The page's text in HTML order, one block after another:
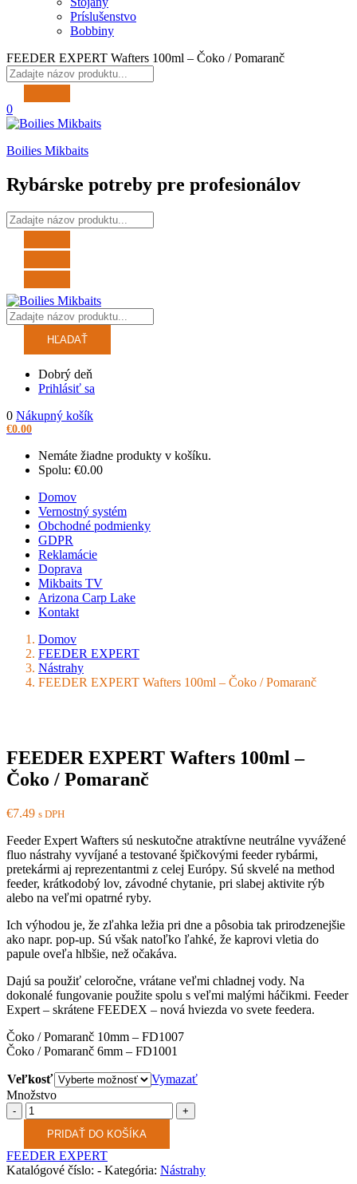
Príslušenstvo
Bobbiny
FEEDER EXPERT Wafters 100ml – Čoko / Pomaranč
0
Boilies Mikbaits
Rybárske potreby pre profesionálov
HĽADAŤ
Dobrý deň
Prihlásiť sa
0 Nákupný košík
€0.00
Nemáte žiadne produkty v košíku.
Spolu: €0.00
Domov
Vernostný systém
Obchodné podmienky
GDPR
Reklamácie
Doprava
Mikbaits TV
Arizona Carp Lake
Kontakt
Domov
FEEDER EXPERT
Nástrahy
FEEDER EXPERT Wafters 100ml – Čoko / Pomaranč
FEEDER EXPERT Wafters 100ml –
Čoko / Pomaranč
€7.49 s DPH
Feeder Expert Wafters sú neskutočne atraktívne neutrálne vyvážené
fluo nástrahy vyvíjané a testované špičkovými feeder rybármi,
pretekármi aj reprezentantmi z celej Európy. Sú skvelé na method
feeder, krátkodobý lov, závodné chytanie, pri slabej aktivite rýb
alebo na veľmi opatrné ryby.
Ich výhodou je, že zľahka ležia pri dne a pôsobia tak prirodzenejšie
ako napr. pop-up. Sú však natoľko ľahké, že kaprovi vletia do
papule oveľa hlbšie, než očakáva.
Dajú sa použiť celoročne, vrátane veľmi chladnej vody. Na
dokonalé fungovanie použite spolu s veľmi malými háčikmi. Feeder
Expert – skrátene FEEDEX – nová hviezda vo svete feedera.
Čoko / Pomaranč 10mm – FD1007
Čoko / Pomaranč 6mm – FD1001
Veľkosť
Vymazať
Množstvo
Množstvo
PRIDAŤ DO KOŠÍKA
FEEDER EXPERT
Katalógové číslo: - Kategória: Nástrahy